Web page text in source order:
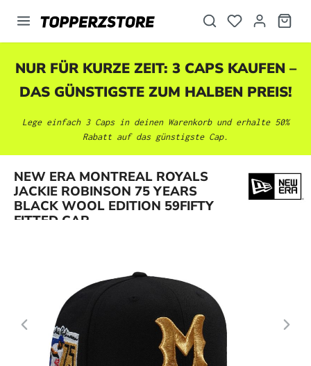
springen
NUR FÜR KURZE ZEIT: 3 CAPS KAUFEN –
DAS GÜNSTIGSTE ZUM HALBEN PREIS!
Lege einfach 3 Caps in deinen Warenkorb und erhalte 50%
Rabatt auf das günstigste Cap.
NEW ERA MONTREAL ROYALS
JACKIE ROBINSON 75 YEARS
BLACK WOOL EDITION 59FIFTY
FITTED CAP
Bildergalerie überspringen